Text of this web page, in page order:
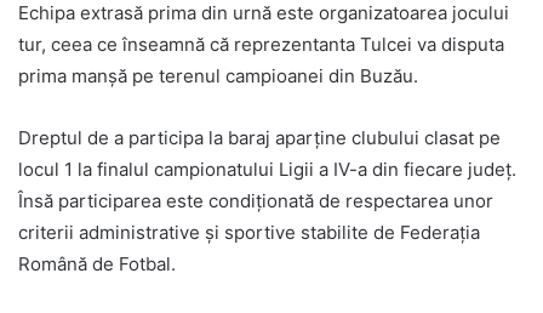
Echipa extrasă prima din urnă este organizatoarea jocului
tur, ceea ce înseamnă că reprezentanta Tulcei va disputa
prima manșă pe terenul campioanei din Buzău.
Dreptul de a participa la baraj aparține clubului clasat pe
locul 1 la finalul campionatului Ligii a IV-a din fiecare județ.
Însă participarea este condiționată de respectarea unor
criterii administrative și sportive stabilite de Federația
Română de Fotbal.